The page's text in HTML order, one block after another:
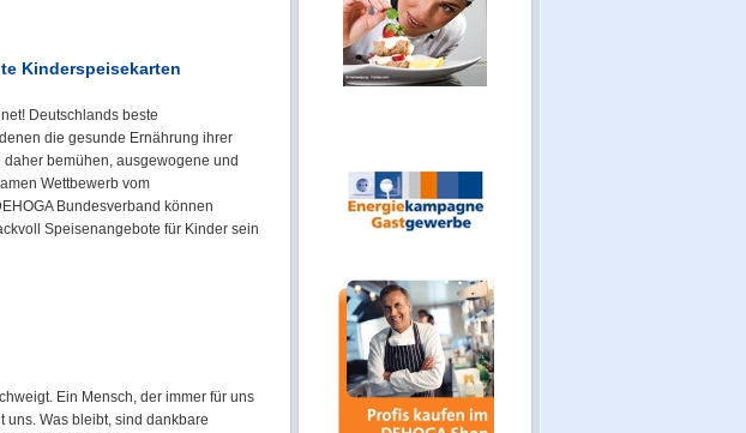
Kinderspeisekarten
Deutschlands beste
die gesunde Ernährung ihrer
bemühen, ausgewogene und
Wettbewerb vom
Bundesverband können
Speisenangebote für Kinder sein
Ein Mensch, der immer für uns
uns. Was bleibt, sind dankbare